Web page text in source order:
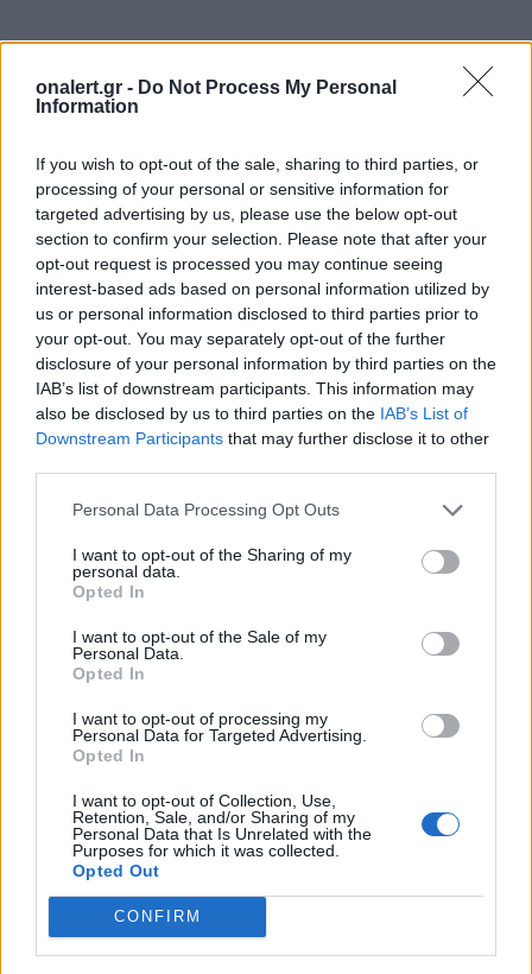
onalert.gr - Do Not Process My Personal
Information
If you wish to opt-out of the sale, sharing to third parties, or
processing of your personal or sensitive information for
targeted advertising by us, please use the below opt-out
section to confirm your selection. Please note that after your
opt-out request is processed you may continue seeing
interest-based ads based on personal information utilized by
us or personal information disclosed to third parties prior to
your opt-out. You may separately opt-out of the further
disclosure of your personal information by third parties on the
IAB’s list of downstream participants. This information may
also be disclosed by us to third parties on the IAB’s List of
Downstream Participants that may further disclose it to other
Personal Data Processing Opt Outs
I want to opt-out of the Sharing of my
personal data.
Opted In
I want to opt-out of the Sale of my
Personal Data.
Opted In
I want to opt-out of processing my
Personal Data for Targeted Advertising.
Opted In
I want to opt-out of Collection, Use,
Retention, Sale, and/or Sharing of my
Personal Data that Is Unrelated with the
Purposes for which it was collected.
Opted Out
CONFIRM
Διάβασε επίσης
Τριμερής αμυντική
συμφωνία: Τουρκία,
Σαουδική Αραβία και
Ελληνικοί
στρατιωτική
για την άμυνα.
AMERICAN AIRLINES BOEING
BOEING 737
ΠΡΟΣΓΕΙΩΣΗ
ΦΩΤΙΑ